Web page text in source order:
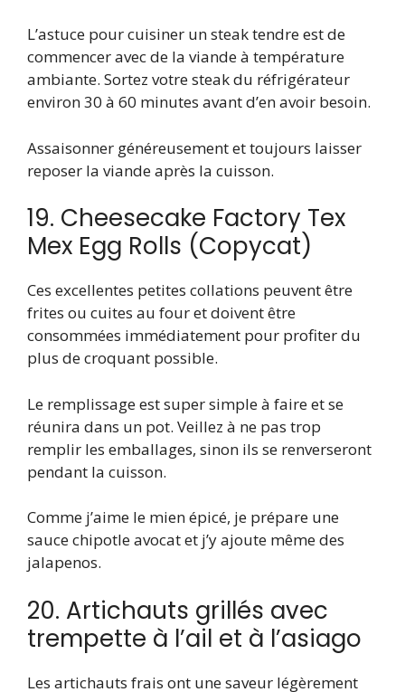
L’astuce pour cuisiner un steak tendre est de
commencer avec de la viande à température
ambiante. Sortez votre steak du réfrigérateur
environ 30 à 60 minutes avant d’en avoir besoin.
Assaisonner généreusement et toujours laisser
reposer la viande après la cuisson.
19. Cheesecake Factory Tex
Mex Egg Rolls (Copycat)
Ces excellentes petites collations peuvent être
frites ou cuites au four et doivent être
consommées immédiatement pour profiter du
plus de croquant possible.
Le remplissage est super simple à faire et se
réunira dans un pot. Veillez à ne pas trop
remplir les emballages, sinon ils se renverseront
pendant la cuisson.
Comme j’aime le mien épicé, je prépare une
sauce chipotle avocat et j’y ajoute même des
jalapenos.
20. Artichauts grillés avec
trempette à l’ail et à l’asiago
Les artichauts frais ont une saveur légèrement